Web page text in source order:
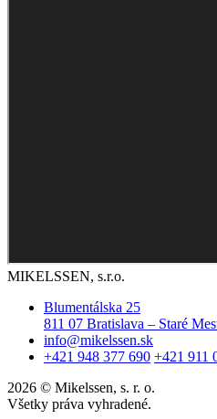
MIKELSSEN, s.r.o.
Blumentálska 25
811 07 Bratislava – Staré
info@mikelssen.sk
+421 948 377 690 +421 911
2026 © Mikelssen, s. r. o.
Všetky práva vyhradené.